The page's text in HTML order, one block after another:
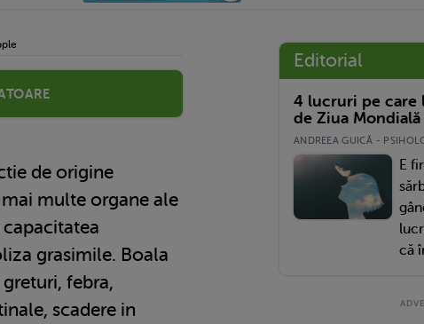
de origine
multe organe ale
grasimile. Boala
febra,
scadere in
Editorial
4 lucruri pe care
de Ziua
ANDREEA GUICĂ -
E
că